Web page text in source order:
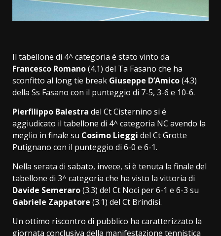
Il tabellone di 4^ categoria è stato vinto da
Francesco Romano(4.1) del Ta Fasano che ha
sconfitto al long tie break Giuseppe D’Amico(4.3)
della Ss Fasano con il punteggio di 7-5, 3-6 e 10-6.
Pierfilippo Balestra del Ct Cisternino si é
aggiudicato il tabellone di 4^ categoria NC avendo la
meglio in finale su Cosimo Lieggi del Ct Grotte
Putignano con il punteggio di 6-0 e 6-1.
Nella serata di sabato, invece, si è tenuta la finale del
tabellone di 3^ categoria che ha visto la vittoria di
Davide Semeraro(3.3) del Ct Noci per 6-1 e 6-3 su
Gabriele Zappatore (3.1) del Ct Brindisi.
Un ottimo riscontro di pubblico ha caratterizzato la
giornata conclusiva della manifestazione tennistica